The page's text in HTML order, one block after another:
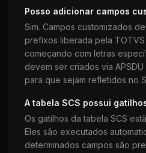
Posso adicionar campos
Sim. Campos customizados
prefixos liberada pela
começando com letras
devem ser criados via
para que sejam refletidos no
A tabela SCS possui
Os gatilhos da tabela SCS
Eles são executados
determinados campos são